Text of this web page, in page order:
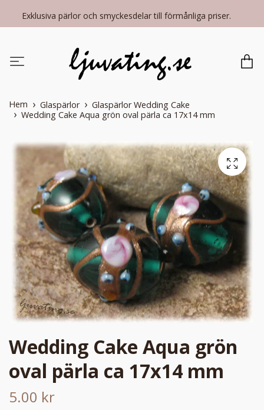
Exklusiva pärlor och smyckesdelar till förmånliga priser.
Hem Glaspärlor
Glaspärlor Wedding Cake
Wedding Cake Aqua grön oval pärla ca 17x14 mm
Wedding Cake Aqua grön
oval pärla ca 17x14 mm
5.00 kr